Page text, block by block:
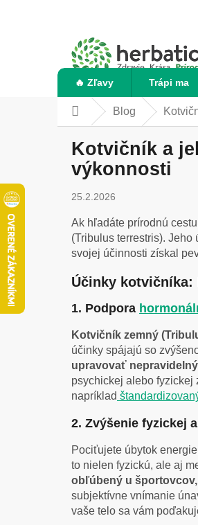
🔥 Zľavy Trápi ma
DomovBlog
Kotvičník a
výkonnosti
25.2.2026
Ak hľadáte prírodnú
(Tribulus terrestris).
svojej účinnosti získal
Účinky
1. Podpora
Kotvičník zemný
účinky spájajú so
upravovať nepravidelný
psychickej alebo fyzickej
napríklad
2. Zvýšenie fyzickej
Pociťujete úbytok
to nielen fyzickú, ale aj
obľúbený u
subjektívne vnímanie
vaše telo sa vám